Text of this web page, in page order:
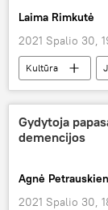
Laima Rimkutė
2021 Spalio 30,
Kultūra
paveikslai
Gydytoja
demencijos
Agnė
2021 Spalio 30,